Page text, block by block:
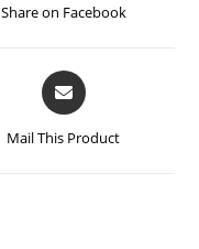
new
Share on Facebook
Opens
in
new
Mail This Product